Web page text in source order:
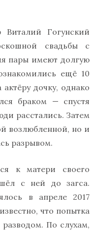
Гогунский
свадьбы с
пары имеют долгую
ещё 10
дочку, однако
браком — спустя
расстались. Затем
возлюбленной, но и
разрывом.
к матери своего
с ней до загса.
в апреле 2017
что попытка
По слухам,